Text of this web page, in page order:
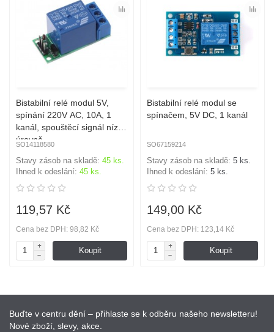
Bistabilní relé modul 5V,
spínání 220V AC, 10A, 1
kanál, spouštěcí signál nízké
úrovně
SO14118580
Stavy zásob na skladě: 45 ks.
Ihned k odeslání: 45 ks.
119,57 Kč
Cena bez DPH: 98,82 Kč
Koupit
Bistabilní relé modul se
spínačem, 5V DC, 1 kanál
SO67159214
Stavy zásob na skladě: 5 ks.
Ihned k odeslání: 5 ks.
149,00 Kč
Cena bez DPH: 123,14 Kč
Koupit
Buďte v centru dění – přihlaste se k odběru našeho newsletteru!
Nové zboží, slevy, akce.